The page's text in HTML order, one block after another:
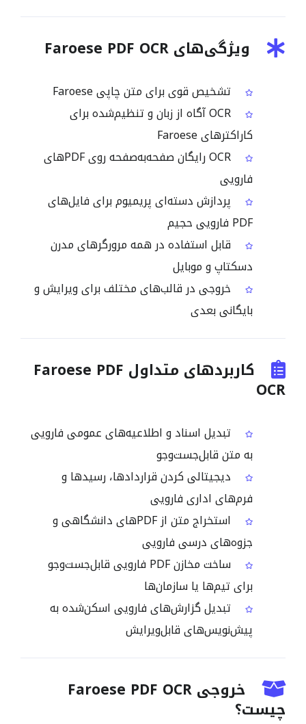
ویژگی‌های Faroese PDF OCR
تشخیص قوی برای متن چاپی Faroese
OCR آگاه از زبان و تنظیم‌شده برای
کاراکترهای Faroese
OCR رایگان صفحه‌به‌صفحه روی PDFهای
فارویی
پردازش دسته‌ای پریمیوم برای فایل‌های
PDF فارویی حجیم
قابل استفاده در همه مرورگرهای مدرن
دسکتاپ و موبایل
خروجی در قالب‌های مختلف برای ویرایش و
بایگانی بعدی
کاربردهای متداول Faroese PDF
OCR
تبدیل اسناد و اطلاعیه‌های عمومی فارویی
به متن قابل‌جست‌وجو
دیجیتالی کردن قراردادها، رسیدها و
فرم‌های اداری فارویی
استخراج متن از PDFهای دانشگاهی و
جزوه‌های درسی فارویی
ساخت مخازن PDF فارویی قابل‌جست‌وجو
برای تیم‌ها یا سازمان‌ها
تبدیل گزارش‌های فارویی اسکن‌شده به
پیش‌نویس‌های قابل‌ویرایش
خروجی Faroese PDF OCR
چیست؟